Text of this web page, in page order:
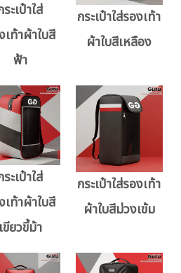
ระเป๋าใส่
เท้าผ้าใบสี
ฟ้า
กระเป๋าใส่รองเท้า
ผ้าใบสีเหลือง
ระเป๋าใส่
เท้าผ้าใบสี
เขียวขี้ม้า
กระเป๋าใส่รองเท้า
ผ้าใบสีม่วงเข้ม